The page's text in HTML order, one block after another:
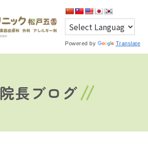
Powered by Translate
院長ブログ